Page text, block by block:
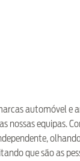
automóvel e
nossas equipas.
que são as